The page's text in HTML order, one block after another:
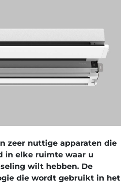
zeer nuttige apparaten die
in elke ruimte waar u
wilt hebben. De
die wordt gebruikt in het